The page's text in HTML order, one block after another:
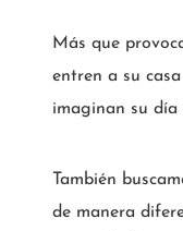
Más que
entren a su
imaginan su día
También
de manera